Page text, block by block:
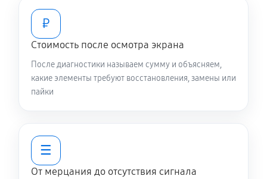
₽
Стоимость после осмотра экрана
После диагностики называем сумму и объясняем,
какие элементы требуют восстановления, замены или
пайки
☰
От мерцания до отсутствия сигнала